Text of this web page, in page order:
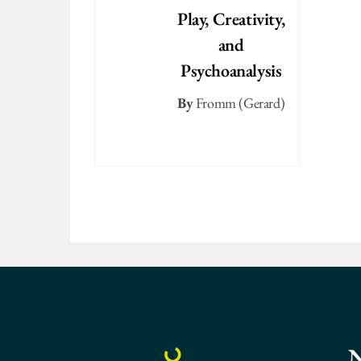
Play, Creativity,
and
Psychoanalysis
ByFromm (Gerard)